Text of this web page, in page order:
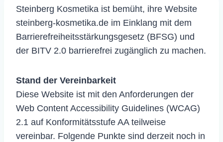
Steinberg Kosmetika ist bemüht, ihre Website
steinberg-kosmetika.de im Einklang mit dem
Barrierefreiheitsstärkungsgesetz (BFSG) und
der BITV 2.0 barrierefrei zugänglich zu machen.
Stand der Vereinbarkeit
Diese Website ist mit den Anforderungen der
Web Content Accessibility Guidelines (WCAG)
2.1 auf Konformitätsstufe AA teilweise
vereinbar. Folgende Punkte sind derzeit noch in